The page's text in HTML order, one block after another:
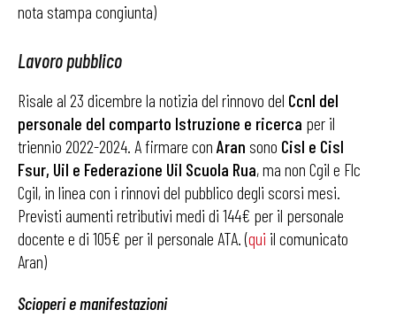
nota stampa congiunta)
Lavoro pubblico
Risale al 23 dicembre la notizia del rinnovo del Ccnl del
personale del comparto Istruzione e ricerca per il
triennio 2022-2024. A firmare con Aran sono Cisl e Cisl
Fsur, Uil e Federazione Uil Scuola Rua, ma non Cgil e Flc
Cgil, in linea con i rinnovi del pubblico degli scorsi mesi.
Previsti aumenti retributivi medi di 144€ per il personale
docente e di 105€ per il personale ATA. (qui il comunicato
Aran)
Scioperi e manifestazioni